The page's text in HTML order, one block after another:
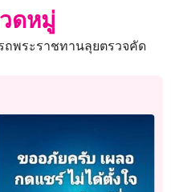
ดหมู่
ถพระราชทานลุยตรวจคัด